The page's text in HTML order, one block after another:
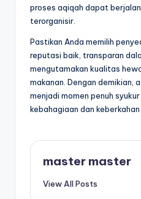
proses aqiqah dapat
terorganisir.
Pastikan Anda memilih
reputasi baik, transparan
mengutamakan kualitas
makanan. Dengan demikian,
menjadi momen penuh
kebahagiaan dan keberkahan
master master
View All Posts